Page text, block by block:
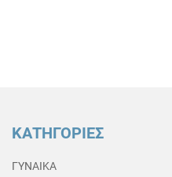
ΚΑΤΗΓΟΡΙΕΣ
ΓΥΝΑΙΚΑ